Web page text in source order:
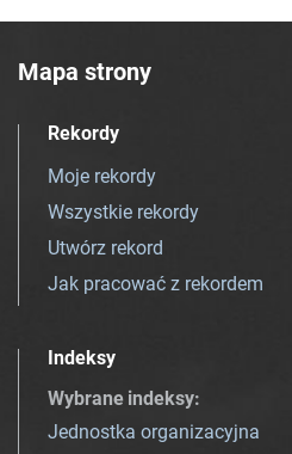
Mapa strony
Rekordy
Moje rekordy
Wszystkie rekordy
Utwórz rekord
Jak pracować z rekordem
Indeksy
Wybrane indeksy:
Jednostka organizacyjna